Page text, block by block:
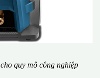
quy mô công nghiệp